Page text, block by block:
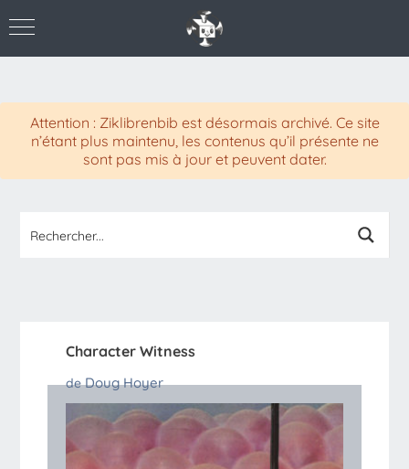
Attention : Ziklibrenbib est désormais archivé. Ce site
n’étant plus maintenu, les contenus qu’il présente ne
sont pas mis à jour et peuvent dater.
Character Witness
deDoug Hoyer